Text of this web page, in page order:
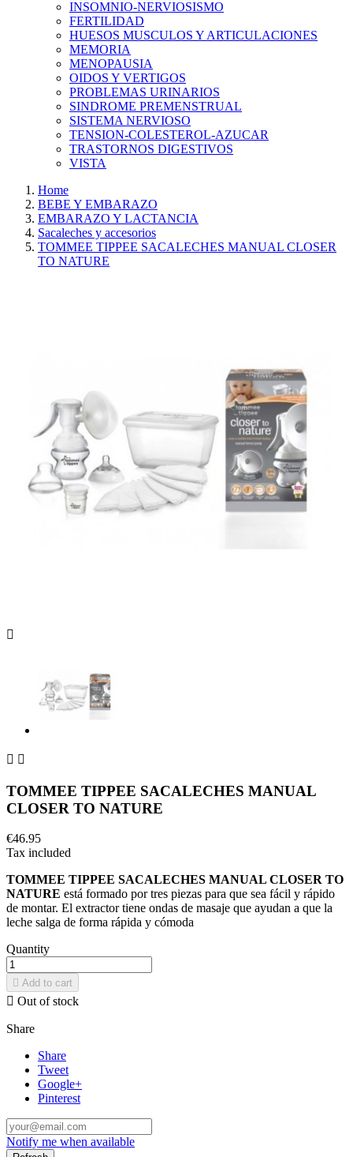
INSOMNIO-NERVIOSISMO
FERTILIDAD
HUESOS MUSCULOS Y ARTICULACIONES
MEMORIA
MENOPAUSIA
OIDOS Y VERTIGOS
PROBLEMAS URINARIOS
SINDROME PREMENSTRUAL
SISTEMA NERVIOSO
TENSION-COLESTEROL-AZUCAR
TRASTORNOS DIGESTIVOS
VISTA
Home
BEBE Y EMBARAZO
EMBARAZO Y LACTANCIA
Sacaleches y accesorios
TOMMEE TIPPEE SACALECHES MANUAL CLOSER
TO NATURE

 
TOMMEE TIPPEE SACALECHES MANUAL
CLOSER TO NATURE
€46.95
Tax included
TOMMEE TIPPEE SACALECHES MANUAL CLOSER TO
NATURE está formado por tres piezas para que sea fácil y rápido
de montar. El extractor tiene ondas de masaje que ayudan a que la
leche salga de forma rápida y cómoda
Quantity
 Add to cart
 Out of stock
Share
Share
Tweet
Google+
Pinterest
Notify me when available